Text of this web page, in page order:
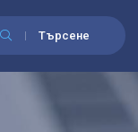
Търсене